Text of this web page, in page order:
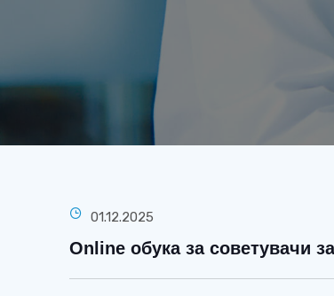
01.12.2025
Online обука за советувачи